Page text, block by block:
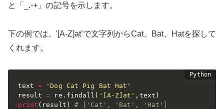
と「_.-+」の記号を示します。
下の例では、'[A-Z]at’で文字列からCat、Bat、Hatを探して
くれます。
text =
'Dog Cat Pig Bat Hat'
result = re . findall ( '[A-Z]at' , text )
print ( result ) # ['Cat', 'Bat', 'Hat']